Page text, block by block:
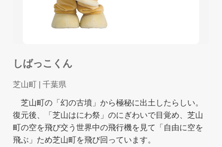
しばっこくん
芝山町 | 千葉県
芝山町の「幻の古墳」から極秘に出土したらしい。
復元後、「芝山はにわ祭」のにぎわいで目覚め、芝山
町の空を飛び交う世界中の飛行機を見て「自由に空を
飛ぶ」ため芝山町を飛び回っています。